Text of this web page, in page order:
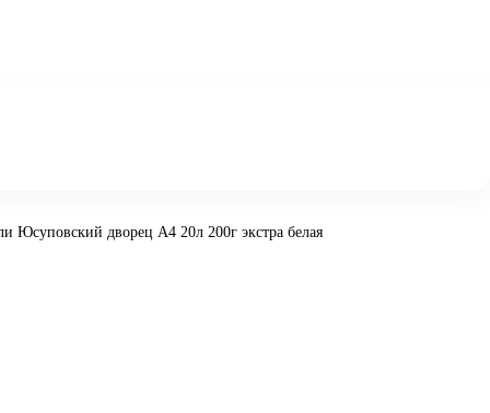
Юсуповский дворец А4 20л 200г экстра белая